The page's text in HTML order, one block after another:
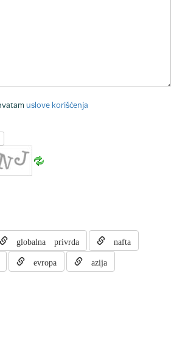
uslove korišćenja
globalna privrda nafta
evropa azija